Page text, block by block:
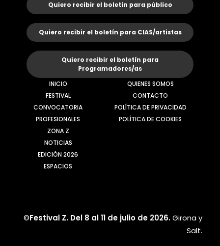
Quiero recibir el boletín para público
Quiero recibir el boletín para CIAS/artistas
Quiero recibir el boletín para
Programadores/as
INICIO
FESTIVAL
CONVOCATORIA
PROFESIONALES
ZONA Z
NOTICIAS
EDICIÓN 2026
ESPACIOS
QUIENES SOMOS
CONTACTO
POLÍTICA DE PRIVACIDAD
POLÍTICA DE COOKIES
©Festival Z. Del 8 al 11 de julio de 2026.Girona y
Salt.